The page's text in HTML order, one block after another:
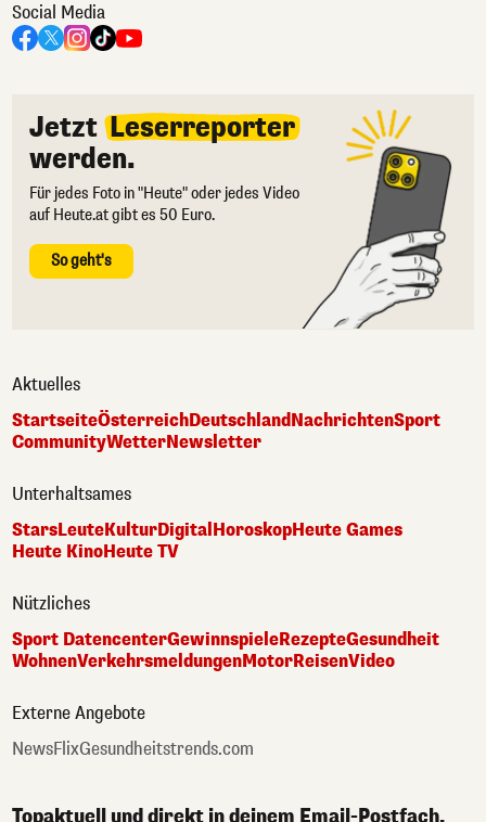
Social Media
Jetzt Leserreporter
werden.
Für jedes Foto in "Heute" oder jedes Video
auf Heute.at gibt es 50 Euro.
So geht's
Aktuelles
StartseiteÖsterreichDeutschlandNachrichtenSport
CommunityWetterNewsletter
Unterhaltsames
StarsLeuteKulturDigital HoroskopHeute Games
Heute KinoHeute TV
Nützliches
Sport DatencenterGewinnspieleRezepteGesundheit
WohnenVerkehrsmeldungenMotorReisenVideo
Externe Angebote
NewsFlixGesundheitstrends.com
Topaktuell und direkt in deinem Email-Postfach.